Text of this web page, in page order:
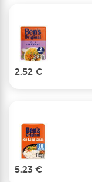
2.52 €
5.23 €